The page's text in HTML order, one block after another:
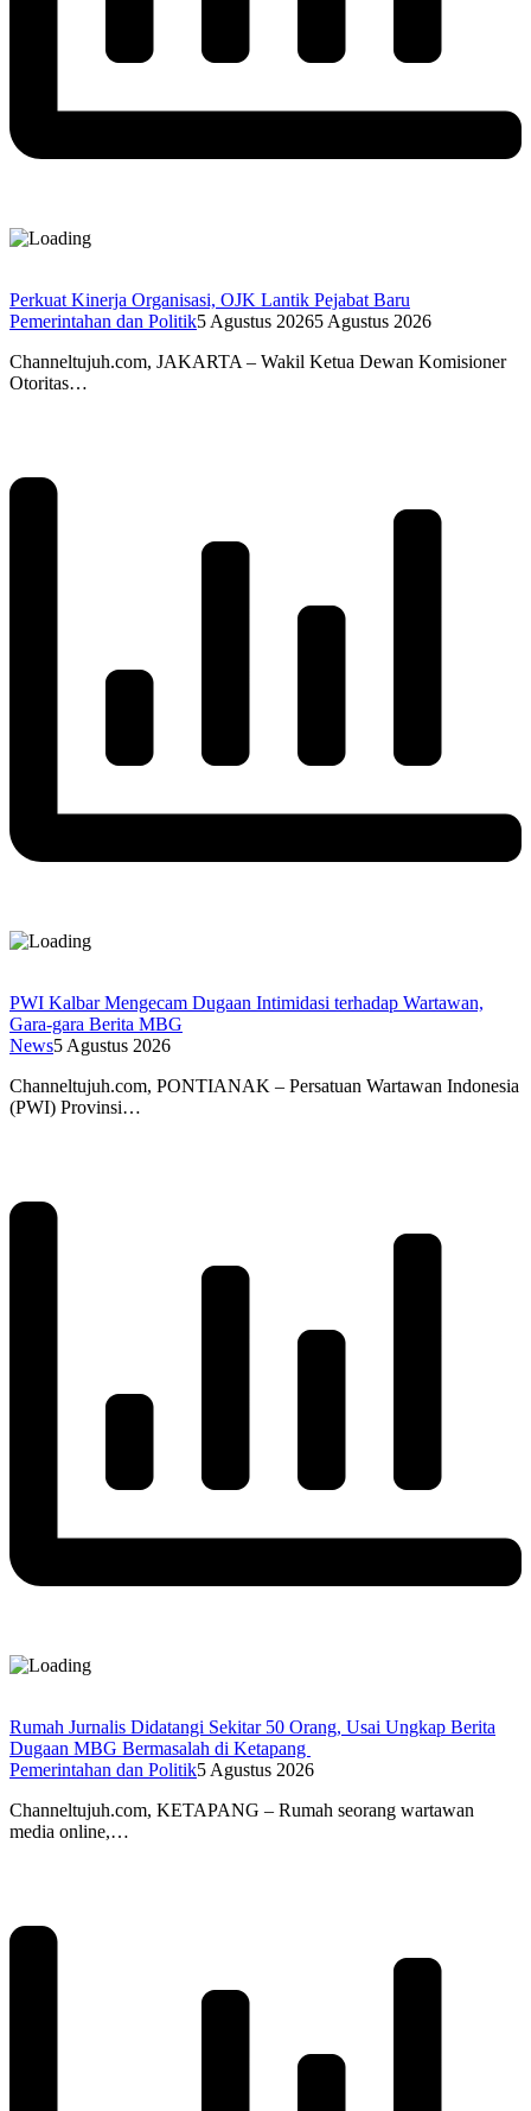
Perkuat Kinerja Organisasi, OJK Lantik Pejabat Baru
Pemerintahan dan Politik5 Agustus 20265 Agustus 2026
Channeltujuh.com, JAKARTA – Wakil Ketua Dewan Komisioner
Otoritas…
PWI Kalbar Mengecam Dugaan Intimidasi terhadap Wartawan,
Gara-gara Berita MBG
News5 Agustus 2026
Channeltujuh.com, PONTIANAK – Persatuan Wartawan Indonesia
(PWI) Provinsi…
Rumah Jurnalis Didatangi Sekitar 50 Orang, Usai Ungkap Berita
Dugaan MBG Bermasalah di Ketapang
Pemerintahan dan Politik5 Agustus 2026
Channeltujuh.com, KETAPANG – Rumah seorang wartawan
media online,…